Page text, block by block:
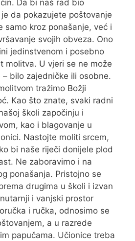
Da bi naš rad bio
da pokazujete poštovanje
samo kroz ponašanje, već i
svojih obveza. Ono
jedinstvenom i posebno
molitva. U vjeri se ne može
bilo zajedničke ili osobne.
tražimo Božji
Kao što znate, svaki radni
školi započinju i
kao i blagovanje u
Nastojte moliti srcem,
bi naše riječi donijele plod
Ne zaboravimo i na
ponašanja. Pristojno se
drugima u školi i izvan
i vanjski prostor
i ručka, odnosimo se
a u razrede
papučama. Učionice treba